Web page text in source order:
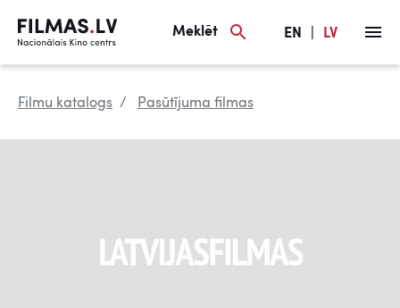
Meklēt EN LV
Filmu katalogs Pasūtījuma filmas